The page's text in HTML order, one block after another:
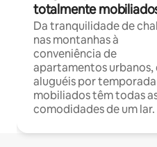
totalmente
Da tranquilidade de
nas montanhas à
conveniência de
apartamentos urbanos,
aluguéis por temporada
mobiliados têm todas
comodidades de um lar.